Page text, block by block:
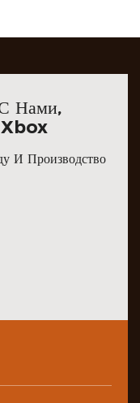
Нами,
Xbox
И Производство